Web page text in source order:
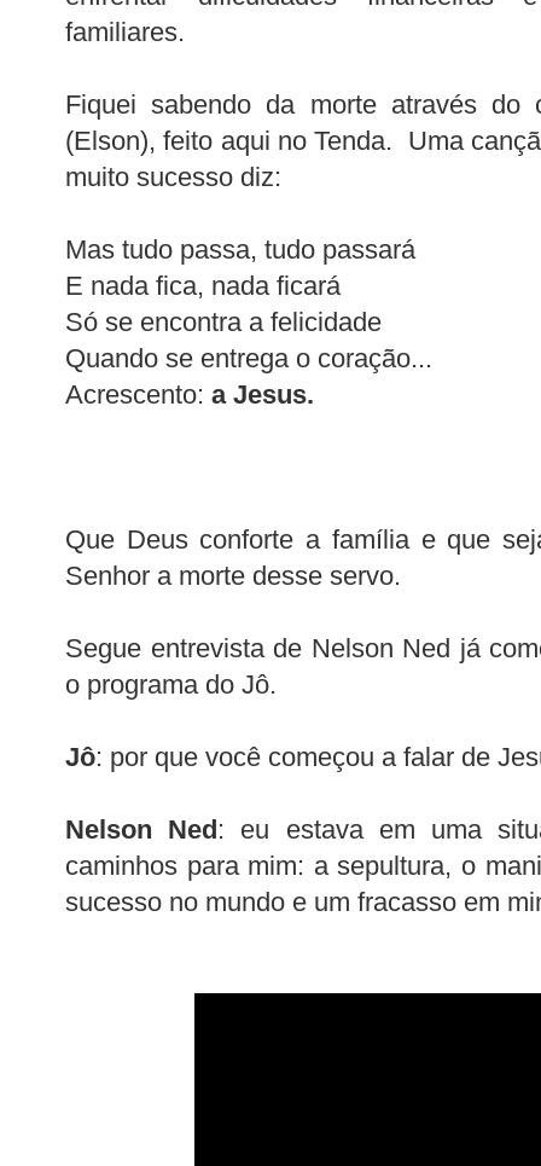
familiares.
Fiquei sabendo da morte através do
(Elson), feito aqui no Tenda. Uma
muito sucesso diz:
Mas tudo passa, tudo passará
E nada fica, nada ficará
Só se encontra a felicidade
Quando se entrega o coração...
Acrescento: a Jesus.
Que Deus conforte a família e que
Senhor a morte desse servo.
Segue entrevista de Nelson Ned já
o programa do Jô.
Jô: por que você começou a falar de
Nelson Ned : eu estava em uma
caminhos para mim: a sepultura, o
sucesso no mundo e um fracasso em